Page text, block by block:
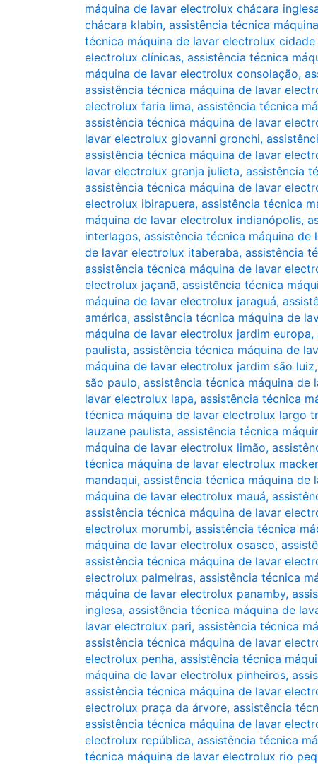
máquina de lavar electrolux chácara
chácara klabin, assistência técnica
técnica máquina de lavar electrolux cidade
electrolux clínicas, assistência técnica
máquina de lavar electrolux consolação,
assistência técnica máquina de lavar
electrolux faria lima, assistência técnica
assistência técnica máquina de lavar
lavar electrolux giovanni gronchi,
assistência técnica máquina de lavar
lavar electrolux granja julieta, assistência
assistência técnica máquina de lavar
electrolux ibirapuera, assistência técnica
máquina de lavar electrolux indianópolis,
interlagos, assistência técnica máquina de
de lavar electrolux itaberaba, assistência
assistência técnica máquina de lavar
electrolux jaçanã, assistência técnica
máquina de lavar electrolux jaraguá,
américa, assistência técnica máquina de
máquina de lavar electrolux jardim europa,
paulista, assistência técnica máquina de
máquina de lavar electrolux jardim são luiz,
são paulo, assistência técnica máquina de
lavar electrolux lapa, assistência técnica
técnica máquina de lavar electrolux largo
lauzane paulista, assistência técnica
máquina de lavar electrolux limão,
técnica máquina de lavar electrolux
mandaqui, assistência técnica máquina
máquina de lavar electrolux mauá,
assistência técnica máquina de lavar
electrolux morumbi, assistência técnica
máquina de lavar electrolux osasco,
assistência técnica máquina de lavar
electrolux palmeiras, assistência técnica
máquina de lavar electrolux panamby,
inglesa, assistência técnica máquina de
lavar electrolux pari, assistência técnica
assistência técnica máquina de lavar
electrolux penha, assistência técnica
máquina de lavar electrolux pinheiros,
assistência técnica máquina de lavar
electrolux praça da árvore, assistência
assistência técnica máquina de lavar
electrolux república, assistência técnica
técnica máquina de lavar electrolux rio